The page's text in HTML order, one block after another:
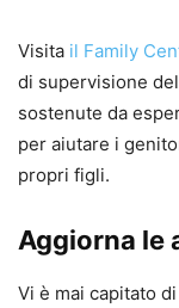
Visita il Family
di supervisione
sostenute da
per aiutare i
propri figli.
Aggiorna le
Vi è mai capitato